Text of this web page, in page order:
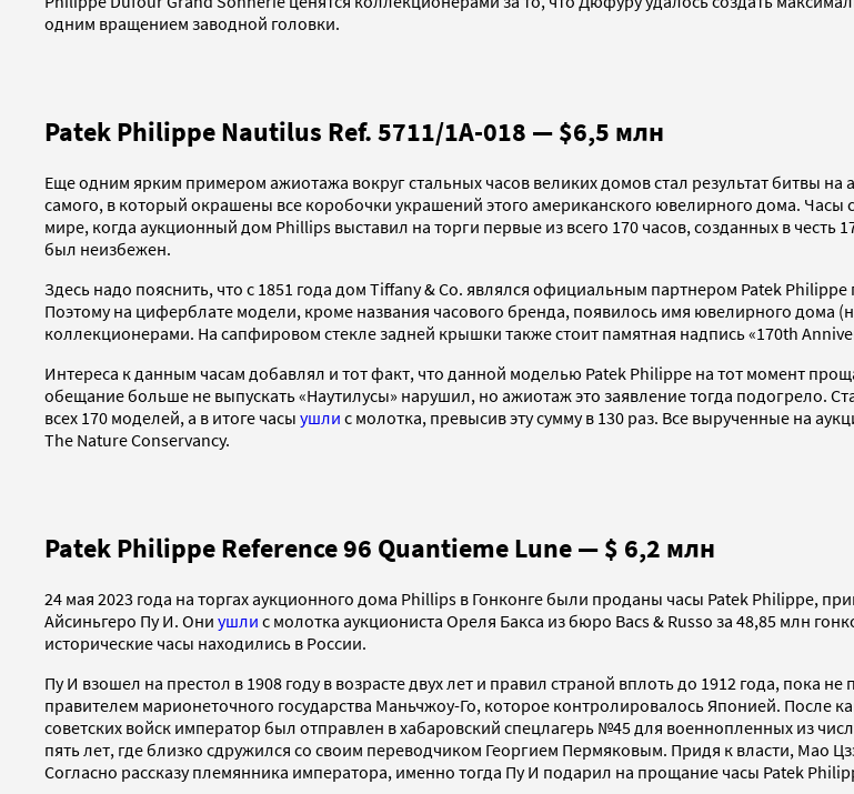
одним вращением заводной головки.
Patek Philippe Nautilus Ref. 5711/1A-018 — $6,5 млн
Еще одним ярким примером ажиотажа вокруг стальных часов великих домов стал результат битвы
самого, в который окрашены все коробочки украшений этого американского ювелирного дома.
мире, когда аукционный дом Phillips выставил на торги первые из всего 170 часов, созданных в
был неизбежен.
Здесь надо пояснить, что с 1851 года дом Tiffany & Co. являлся официальным партнером Patek
Поэтому на циферблате модели, кроме названия часового бренда, появилось имя ювелирного дома
коллекционерами. На сапфировом стекле задней крышки также стоит памятная надпись «170th
Интереса к данным часам добавлял и тот факт, что данной моделью Patek Philippe на тот момент
обещание больше не выпускать «Наутилусы» нарушил, но ажиотаж это заявление тогда подогрело.
всех 170 моделей, а в итоге часы ушли с молотка, превысив эту сумму в 130 раз. Все вырученные на
The Nature Conservancy.
Patek Philippe Reference 96 Quantieme Lune — $ 6,2 млн
24 мая 2023 года на торгах аукционного дома Phillips в Гонконге были проданы часы Patek Philippe,
Айсиньгеро Пу И. Они ушли с молотка аукциониста Ореля Бакса из бюро Bacs & Russo за 48,85 млн
исторические часы находились в России.
Пу И взошел на престол в 1908 году в возрасте двух лет и правил страной вплоть до 1912 года, пока
правителем марионеточного государства Маньчжоу-Го, которое контролировалось Японией. После
советских войск император был отправлен в хабаровский спецлагерь №45 для военнопленных из
пять лет, где близко сдружился со своим переводчиком Георгием Пермяковым. Придя к власти, Мао
Согласно рассказу племянника императора, именно тогда Пу И подарил на прощание часы Patek